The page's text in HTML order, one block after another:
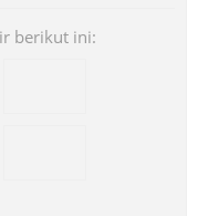
berikut ini: